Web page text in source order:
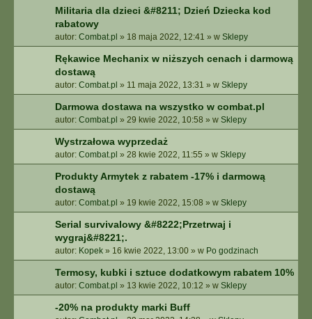
Militaria dla dzieci &#8211; Dzień Dziecka kod
rabatowy
autor: Combat.pl » 18 maja 2022, 12:41 » w Sklepy
Rękawice Mechanix w niższych cenach i darmową
dostawą
autor: Combat.pl » 11 maja 2022, 13:31 » w Sklepy
Darmowa dostawa na wszystko w combat.pl
autor: Combat.pl » 29 kwie 2022, 10:58 » w Sklepy
Wystrzałowa wyprzedaż
autor: Combat.pl » 28 kwie 2022, 11:55 » w Sklepy
Produkty Armytek z rabatem -17% i darmową
dostawą
autor: Combat.pl » 19 kwie 2022, 15:08 » w Sklepy
Serial survivalowy &#8222;Przetrwaj i
wygraj&#8221;.
autor: Kopek » 16 kwie 2022, 13:00 » w Po godzinach
Termosy, kubki i sztuce dodatkowym rabatem 10%
autor: Combat.pl » 13 kwie 2022, 10:12 » w Sklepy
-20% na produkty marki Buff